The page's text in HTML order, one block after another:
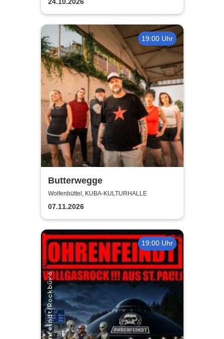
24.10.2026
19:00 Uhr
Butterwegge
Wolfenbüttel, KUBA-KULTURHALLE
07.11.2026
19:00 Uhr